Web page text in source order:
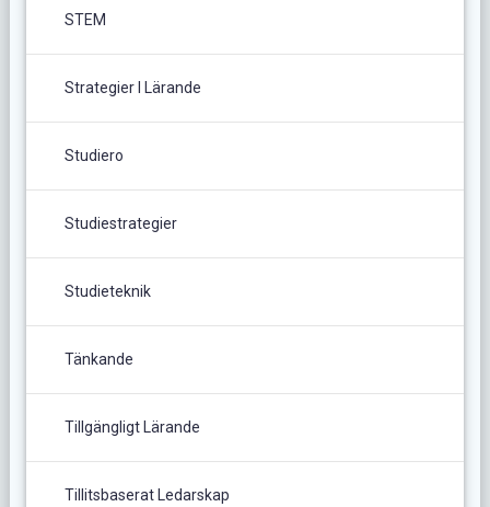
STEM
Strategier I Lärande
Studiero
Studiestrategier
Studieteknik
Tänkande
Tillgängligt Lärande
Tillitsbaserat Ledarskap